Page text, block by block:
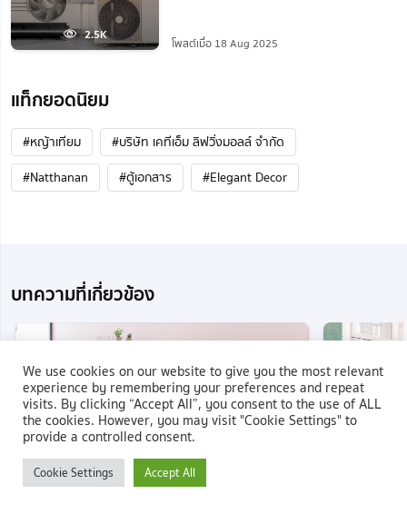
2.5K
โพสต์เมื่อ 18 Aug 2025
แท็กยอดนิยม
#หญ้าเทียม
#บริษัท เคทีเอ็ม ลิฟวิ่งมอลล์ จำกัด
#Natthanan
#ตู้เอกสาร #Elegant Decor
บทความที่เกี่ยวข้อง
We use cookies on our website to give you the most relevant
experience by remembering your preferences and repeat
visits. By clicking “Accept All”, you consent to the use of ALL
the cookies. However, you may visit "Cookie Settings" to
provide a controlled consent.
Cookie Settings Accept All